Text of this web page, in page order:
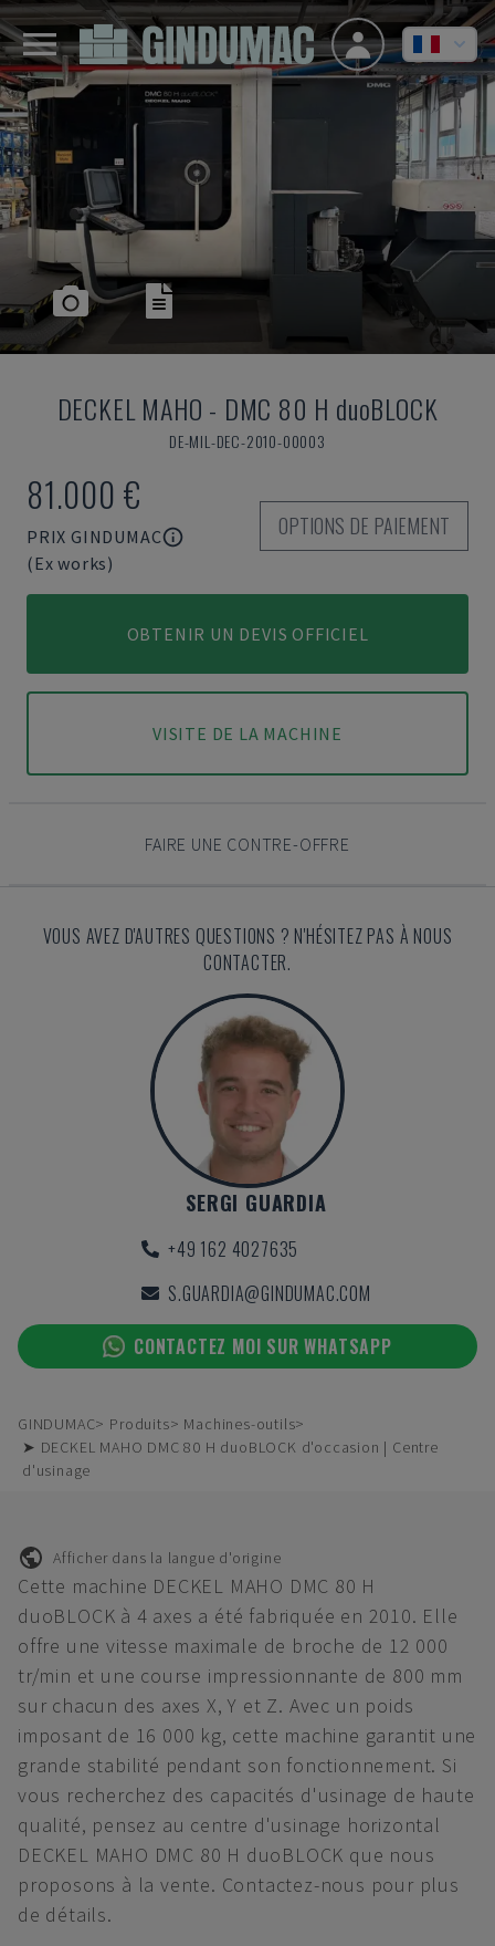
DECKEL MAHO - DMC 80 H duoBLOCK
DE-MIL-DEC-2010-00003
81.000 €
PRIX GINDUMAC
(Ex works)
OPTIONS DE PAIEMENT
OBTENIR UN DEVIS OFFICIEL
VISITE DE LA MACHINE
FAIRE UNE CONTRE-OFFRE
VOUS AVEZ D'AUTRES QUESTIONS ? N'HÉSITEZ PAS À NOUS
CONTACTER.
SERGI GUARDIA
+49 162 4027635
S.GUARDIA@GINDUMAC.COM
CONTACTEZ MOI SUR WHATSAPP
GINDUMAC Produits
Machines-outils
➤ DECKEL MAHO DMC 80 H duoBLOCK d'occasion | Centre
d'usinage
Afficher dans la langue d'origine
Cette machine DECKEL MAHO DMC 80 H
duoBLOCK à 4 axes a été fabriquée en 2010. Elle
offre une vitesse maximale de broche de 12 000
tr/min et une course impressionnante de 800 mm
sur chacun des axes X, Y et Z. Avec un poids
imposant de 16 000 kg, cette machine garantit une
grande stabilité pendant son fonctionnement. Si
vous recherchez des capacités d'usinage de haute
qualité, pensez au centre d'usinage horizontal
DECKEL MAHO DMC 80 H duoBLOCK que nous
proposons à la vente. Contactez-nous pour plus
de détails.